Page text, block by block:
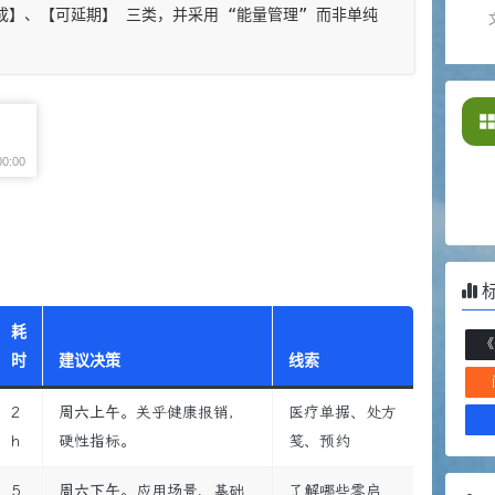
】、【可延期】​ 三类，并采用 “能量管理”​ 而非单纯
耗
时
建议决策 线索
2
h
周六上午。关乎健康报销，
硬性指标。
医疗单据、处方
笺、预约
5 周六下午。应用场景、基础 了解哪些零启